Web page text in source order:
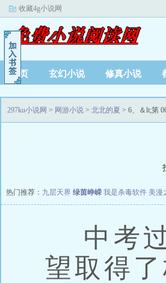
收藏4g小说网
首页 玄幻小说 修真小说
297ku小说网 > 网游小说 > 北北的夏 > 6、＆lt;第
热门推荐： 九层天界 绿茵峥嵘 我是杀毒软件 美漫
中考过
望取得